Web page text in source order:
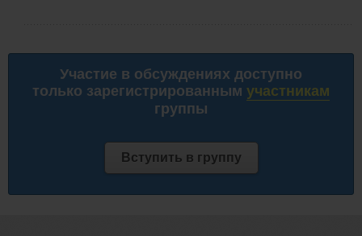
Участие в обсуждениях доступно
только зарегистрированным участникам
группы
Вступить в группу